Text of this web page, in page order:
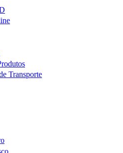
Transporte